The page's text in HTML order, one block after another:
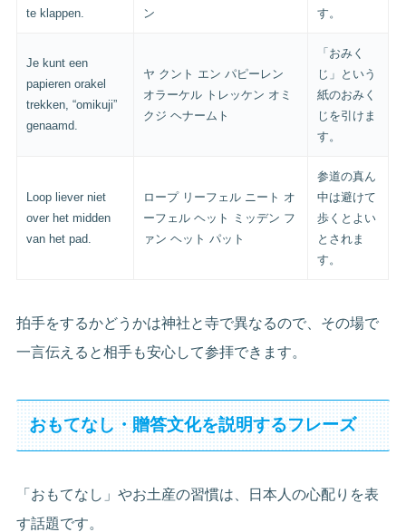
te klappen.
ン
す。
Je kunt een
papieren orakel
trekken, “omikuji”
genaamd.
ヤ クント エン パピーレン
オラーケル トレッケン オミ
クジ ヘナームト
「おみく
じ」という
紙のおみく
じを引けま
す。
Loop liever niet
over het midden
van het pad.
ロープ リーフェル ニート オ
ーフェル ヘット ミッデン フ
ァン ヘット パット
参道の真ん
中は避けて
歩くとよい
とされま
す。
拍手をするかどうかは神社と寺で異なるので、その場で
一言伝えると相手も安心して参拝できます。
おもてなし・贈答文化を説明するフレーズ
「おもてなし」やお土産の習慣は、日本人の心配りを表
す話題です。